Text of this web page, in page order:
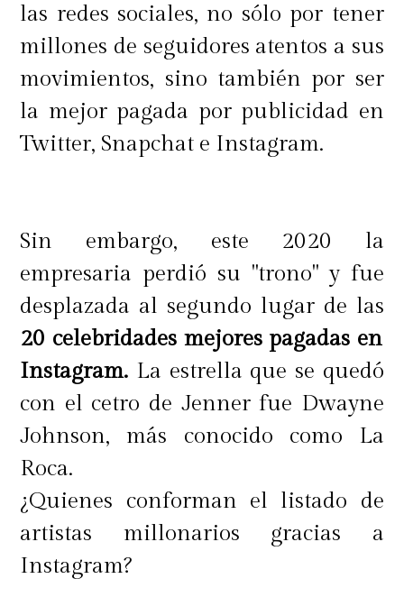
las redes sociales, no sólo por tener
millones de seguidores atentos a sus
movimientos, sino también por ser
la mejor pagada por publicidad en
Twitter, Snapchat e Instagram.
Sin embargo, este 2020 la
empresaria perdió su "trono" y fue
desplazada al segundo lugar de las
20 celebridades mejores pagadas en
Instagram. La estrella que se quedó
con el cetro de Jenner fue Dwayne
Johnson, más conocido como La
Roca.
¿Quienes conforman el listado de
artistas millonarios gracias a
Instagram?